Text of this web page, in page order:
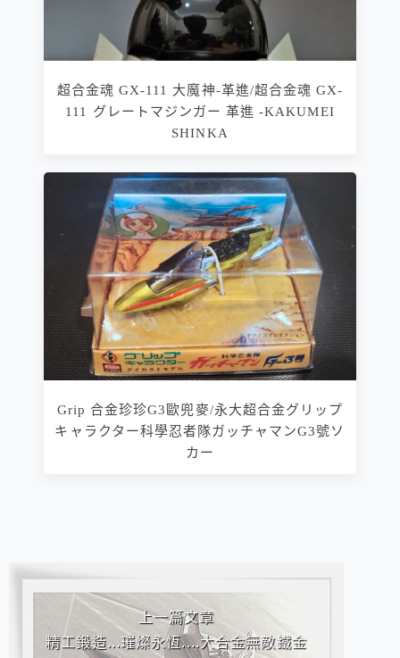
超合金魂 GX-111 大魔神-革進/超合金魂 GX-
111 グレートマジンガー 革進 -KAKUMEI
SHINKA
Grip 合金珍珍G3歐兜麥/永大超合金グリップ
キャラクター科學忍者隊ガッチャマンG3號ソ
カー
相連文章
上一篇文章
精工鍛造...璀燦永恆....大合金無敵鐵金